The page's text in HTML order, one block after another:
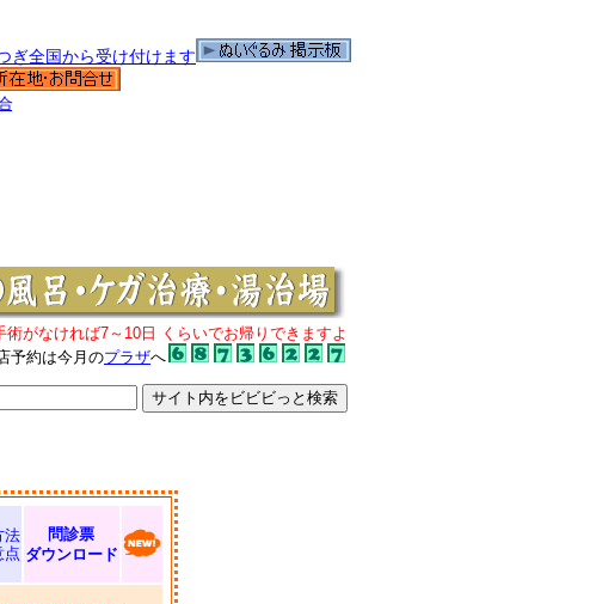
術がなければ7～10日 くらいでお帰りできますよ
予約は今月のプラザへ
法
点
問診票
ダウンロード